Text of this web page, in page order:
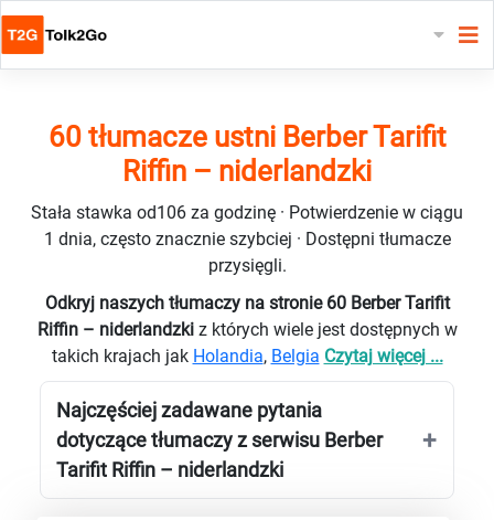
60 tłumacze ustni Berber Tarifit
Riffin – niderlandzki
Stała stawka od106 za godzinę · Potwierdzenie w ciągu
1 dnia, często znacznie szybciej · Dostępni tłumacze
przysięgli.
Odkryj naszych tłumaczy na stronie 60 Berber Tarifit
Riffin – niderlandzki z których wiele jest dostępnych w
takich krajach jak Holandia, Belgia Czytaj więcej ...
Najczęściej zadawane pytania
dotyczące tłumaczy z serwisu Berber
Tarifit Riffin – niderlandzki